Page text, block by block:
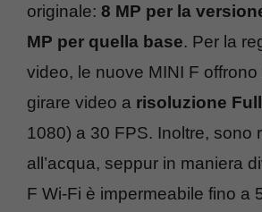
originale: 8 MP per la
MP per quella base. Per la
video, le nuove MINI F
girare video a risoluzione
1080) a 30 FPS. Inoltre, sono
all’acqua, seppur in maniera
F Wi-Fi è impermeabile fino a